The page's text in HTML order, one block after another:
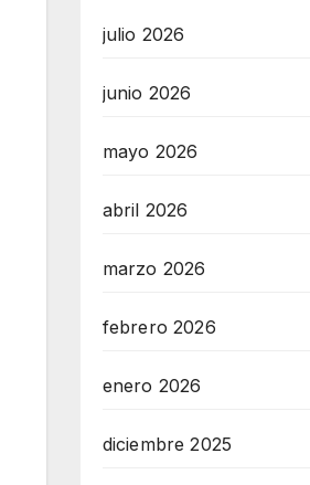
julio 2026
junio 2026
mayo 2026
abril 2026
marzo 2026
febrero 2026
enero 2026
diciembre 2025